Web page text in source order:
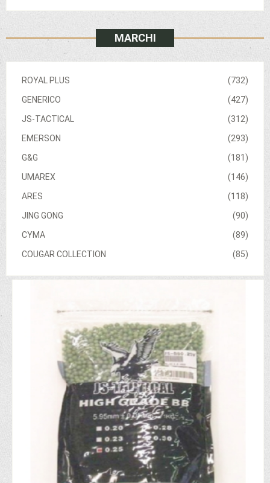
MARCHI
(732)
ROYAL PLUS
(427)
GENERICO
(312)
JS-TACTICAL
(293)
EMERSON
(181)
G&G
(146)
UMAREX
(118)
ARES
(90)
JING GONG
(89)
CYMA
(85)
COUGAR COLLECTION